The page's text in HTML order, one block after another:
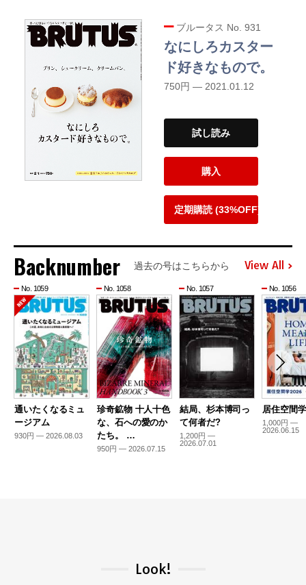
ブルータス No. 931
なにしろカスター
ド好きなもので。
750円 — 2021.01.12
試し読み
購入
定期購読 (33%OFF)
Backnumber 過去の号はこちらから View All
No. 1059
通いたくなるミュ
ージアム
930円 — 2026.08.03
No. 1058
珍奇鉱物 十人十色
な、石への愛のか
たち。 …
950円 — 2026.07.15
No. 1057
結局、杉本博司っ
て何者だ?
1,200円 —
2026.07.01
No. 1056
居住空間
1,000円 —
2026.06.15
Look!